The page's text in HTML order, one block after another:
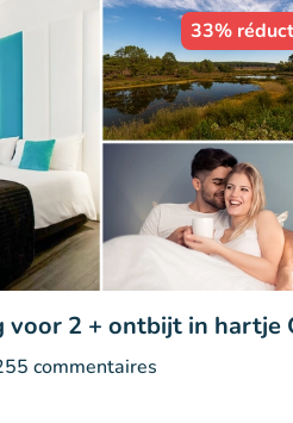
33%
voor 2 + ontbijt in hartje
commentaires